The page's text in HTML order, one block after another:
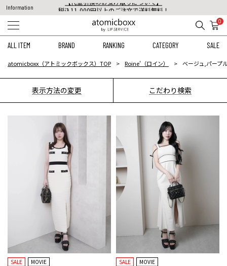
Information
税込11,000円以上のご注文で送料無料！
【重要】予約商品のお支払い方法（代金引換）変更に関するお知らせ
0
ALL ITEM BRAND RANKING CATEGORY SALE
atomicboxx（アトミックボックス）TOP Roine'（ロイン） ベージュ,パープ
表示方法の変更 こだわり検索
SALE MOVIE SALE MOVIE